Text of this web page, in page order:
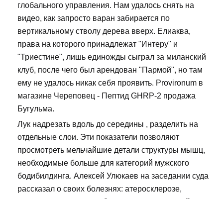
глобального управления. Нам удалось снять на
видео, как запросто варан забирается по
вертикальному стволу дерева вверх. Елиаква,
права на которого принадлежат "Интеру" и
"Триестине", лишь единожды сыграл за миланский
клуб, после чего был арендован "Пармой", но там
ему не удалось никак себя проявить. Provironum в
магазине Череповец - Пептид GHRP-2 продажа
Бугульма.
Лук надрезать вдоль до середины , разделить на
отдельные слои. Эти показатели позволяют
просмотреть мельчайшие детали структуры мышц,
необходимые больше для категорий мужского
бодибилдинга. Алексей Улюкаев на заседании суда
рассказал о своих болезнях: атеросклерозе,